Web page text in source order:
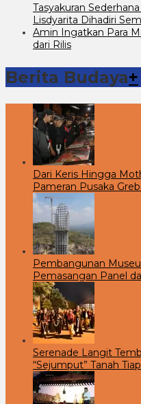
Tasyakuran
Lisdyarita Dihadiri
Amin Ingatkan Para
dari Rilis
Berita Budaya+
Dari Keris Hingga
Pameran Pusaka
Pembangunan
Pemasangan Panel
Serenade Langit
“Sejumput” Tanah